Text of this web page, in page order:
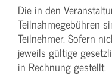
Die in den
Teilnahmegebühren
Teilnehmer. Sofern
jeweils gültige
in Rechnung gestellt.